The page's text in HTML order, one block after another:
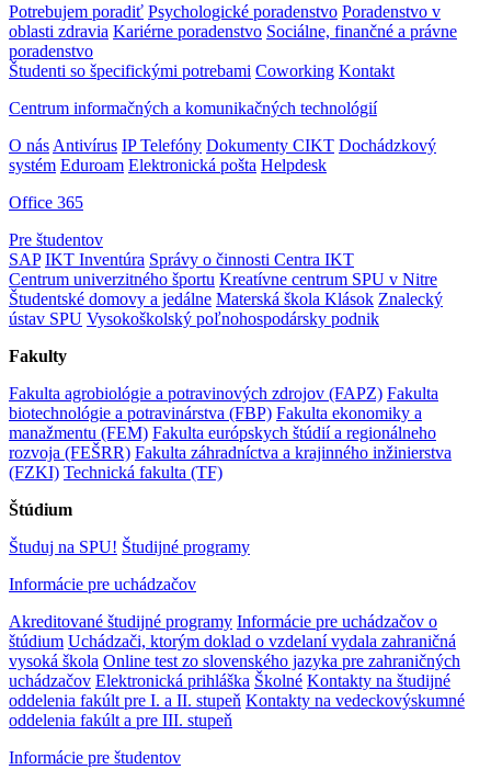
Potrebujem poradiť Psychologické poradenstvo Poradenstvo v
oblasti zdravia Kariérne poradenstvo Sociálne, finančné a právne
poradenstvo
Študenti so špecifickými potrebami Coworking Kontakt
Centrum informačných a komunikačných technológií
O násAntivírus IP Telefóny Dokumenty CIKT Dochádzkový
systém Eduroam Elektronická pošta Helpdesk
Office 365
Pre študentov
SAP IKT Inventúra Správy o činnosti Centra IKT
Centrum univerzitného športu Kreatívne centrum SPU v Nitre
Študentské domovy a jedálne Materská škola Klások Znalecký
ústav SPU Vysokoškolský poľnohospodársky podnik
Fakulty
Fakulta agrobiológie a potravinových zdrojov (FAPZ) Fakulta
biotechnológie a potravinárstva (FBP) Fakulta ekonomiky a
manažmentu (FEM) Fakulta európskych štúdií a regionálneho
rozvoja (FEŠRR) Fakulta záhradníctva a krajinného inžinierstva
(FZKI) Technická fakulta (TF)
Štúdium
Študuj na SPU! Študijné programy
Informácie pre uchádzačov
Akreditované študijné programy Informácie pre uchádzačov o
štúdium Uchádzači, ktorým doklad o vzdelaní vydala zahraničná
vysoká škola Online test zo slovenského jazyka pre zahraničných
uchádzačov Elektronická prihláška Školné Kontakty na študijné
oddelenia fakúlt pre I. a II. stupeň Kontakty na vedeckovýskumné
oddelenia fakúlt a pre III. stupeň
Informácie pre študentov